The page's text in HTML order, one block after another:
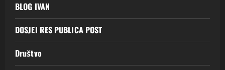
BLOG IVAN
DOSJEI RES PUBLICA POST
Društvo